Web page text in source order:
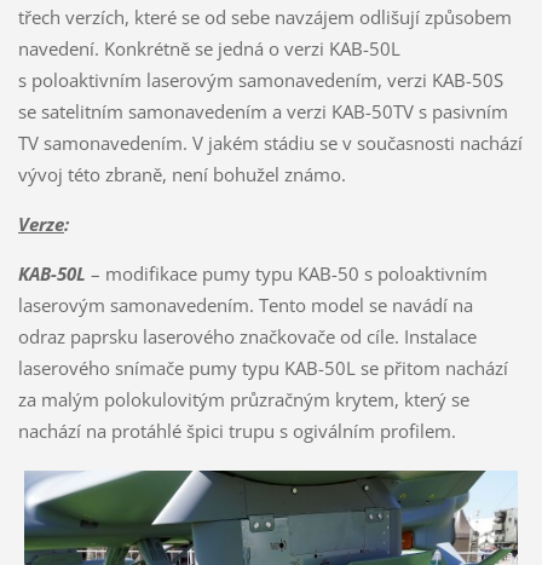
třech verzích, které se od sebe navzájem odlišují způsobem
navedení. Konkrétně se jedná o verzi KAB-50L
s poloaktivním laserovým samonavedením, verzi KAB-50S
se satelitním samonavedením a verzi KAB-50TV s pasivním
TV samonavedením. V jakém stádiu se v současnosti nachází
vývoj této zbraně, není bohužel známo.
Verze:
KAB-50L – modifikace pumy typu KAB-50 s poloaktivním
laserovým samonavedením. Tento model se navádí na
odraz paprsku laserového značkovače od cíle. Instalace
laserového snímače pumy typu KAB-50L se přitom nachází
za malým polokulovitým průzračným krytem, který se
nachází na protáhlé špici trupu s ogiválním profilem.